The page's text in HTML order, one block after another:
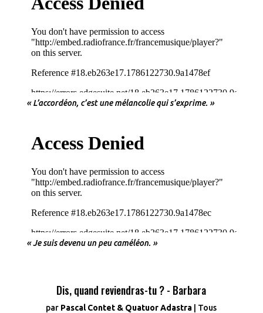
« L’accordéon, c’est une mélancolie qui s’exprime. »
« Je suis devenu un peu caméléon. »
Dis, quand reviendras-tu ? - Barbara
par Pascal Contet & Quatuor Adastra
Tous